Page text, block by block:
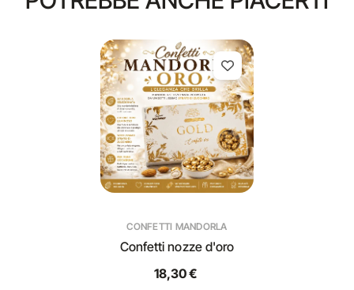
CONFETTI MANDORLA
Confetti nozze d'oro
18,30 €